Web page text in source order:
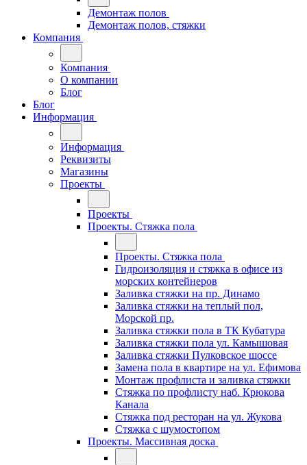
Демонтаж полов
Демонтаж полов, стяжки
Компания
Компания
О компании
Блог
Блог
Информация
Информация
Реквизиты
Магазины
Проекты
Проекты
Проекты. Стяжка пола
Проекты. Стяжка пола
Гидроизоляция и стяжка в офисе из
морских контейнеров
Заливка стяжки на пр. Динамо
Заливка стяжки на теплый пол,
Морской пр.
Заливка стяжки пола в ТК Кубатура
Заливка стяжки пола ул. Камышовая
Заливка стяжки Пулковское шоссе
Замена пола в квартире на ул. Ефимова
Монтаж профлиста и заливка стяжки
Стяжка по профлисту наб. Крюкова
Канала
Стяжка под ресторан на ул. Жукова
Стяжка с шумостопом
Проекты. Массивная доска